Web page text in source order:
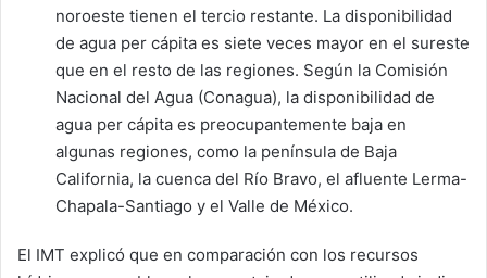
noroeste tienen el tercio restante. La disponibilidad
de agua per cápita es siete veces mayor en el sureste
que en el resto de las regiones. Según la Comisión
Nacional del Agua (Conagua), la disponibilidad de
agua per cápita es preocupantemente baja en
algunas regiones, como la península de Baja
California, la cuenca del Río Bravo, el afluente Lerma-
Chapala-Santiago y el Valle de México.
El IMT explicó que en comparación con los recursos